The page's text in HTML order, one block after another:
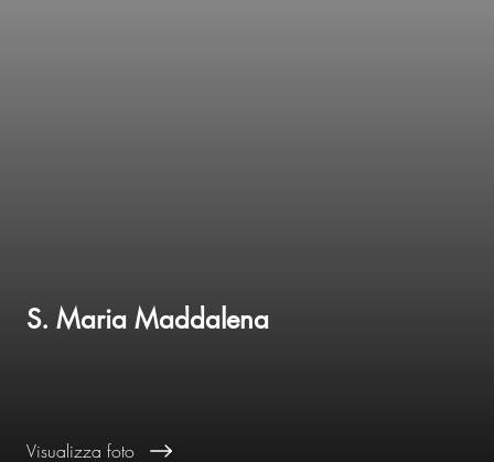
Visualizza foto
S. Maria Maddalena